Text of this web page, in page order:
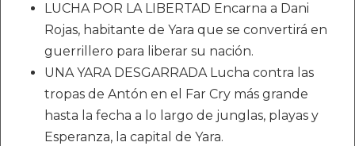
LUCHA POR LA LIBERTAD Encarna a Dani
Rojas, habitante de Yara que se convertirá en
guerrillero para liberar su nación.
UNA YARA DESGARRADA Lucha contra las
tropas de Antón en el Far Cry más grande
hasta la fecha a lo largo de junglas, playas y
Esperanza, la capital de Yara.